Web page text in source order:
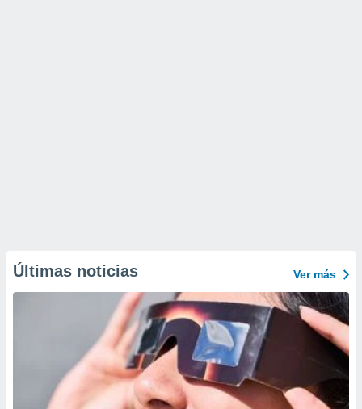
Últimas noticias Ver más